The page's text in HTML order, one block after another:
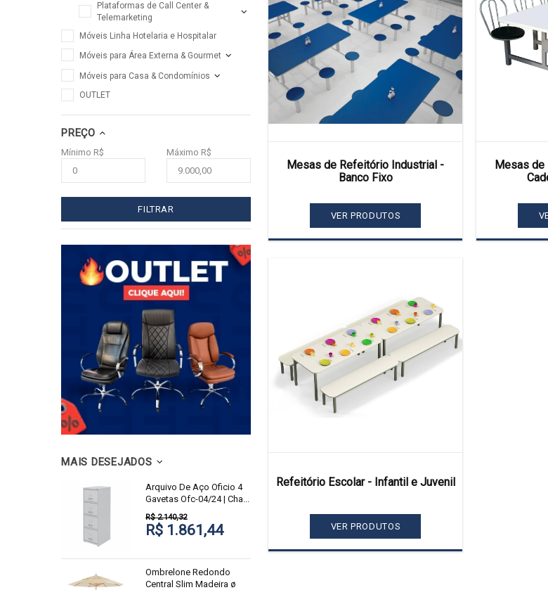
Plataformas de Call Center &
Telemarketing
Móveis Linha Hotelaria e Hospitalar
Móveis para Área Externa & Gourmet
Móveis para Casa & Condomínios
OUTLET
PREÇO
Mínimo R$ Máximo R$
FILTRAR
MAIS DESEJADOS
Arquivo De Aço Oficio 4
Gavetas Ofc-04/24 | Cha...
R$ 2.140,32
R$ 1.861,44
Ombrelone Redondo
Central Slim Madeira ø
Mesas de Refeitório Industrial -
Banco Fixo
VER PRODUTOS
Mesas de
Refeitório Escolar - Infantil e Juvenil
VER PRODUTOS